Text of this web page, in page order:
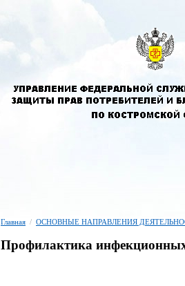
Главная / ОСНОВНЫЕ НАПРАВЛЕНИЯ
Профилактика